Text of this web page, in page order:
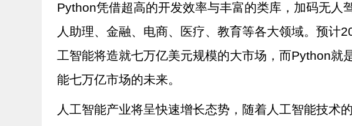
Python凭借超高的开发效率与丰富的类库，加码无人
人助理、金融、电商、医疗、教育等各大领域。预计
工智能将造就七万亿美元规模的大市场，而Python就
能七万亿市场的未来。
人工智能产业将呈快速增长态势，随着人工智能技术